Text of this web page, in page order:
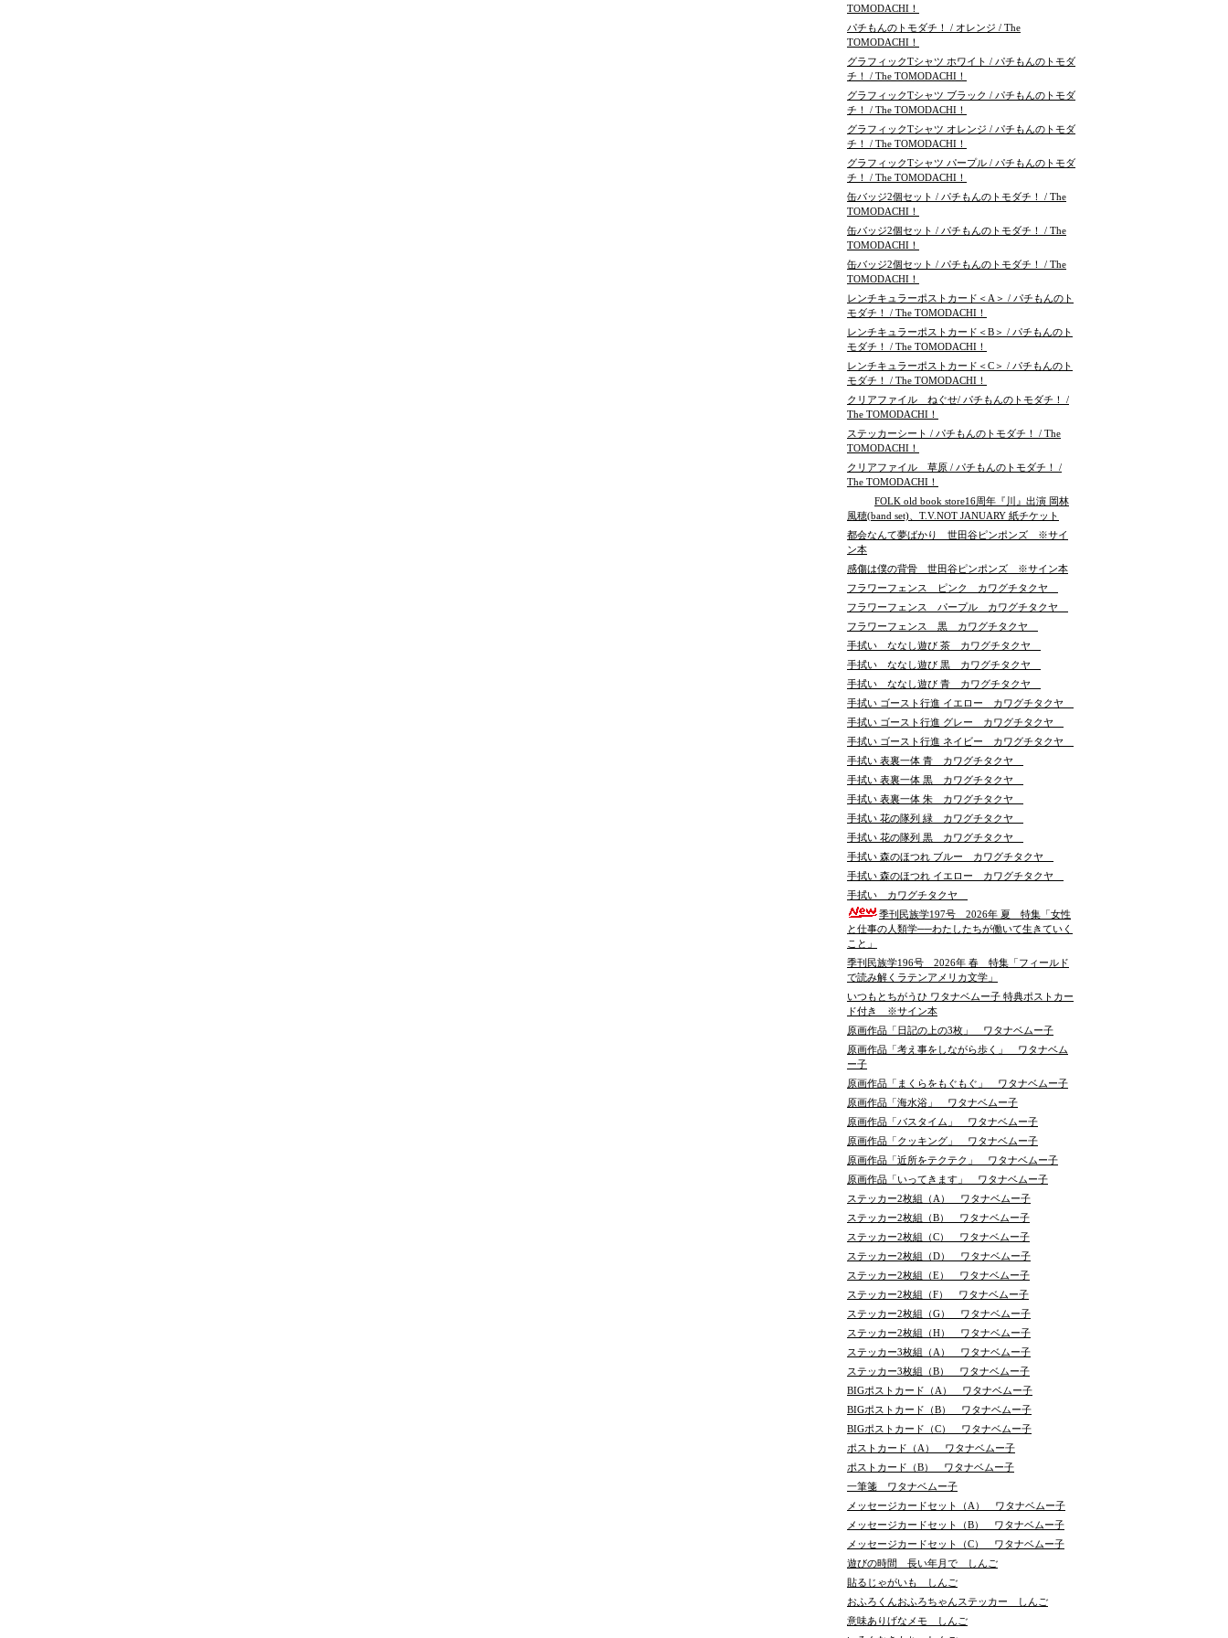
TOMODACHI！
パチもんのトモダチ！ / オレンジ / The
TOMODACHI！
グラフィックTシャツ ホワイト / パチもんのトモダ
チ！ / The TOMODACHI！
グラフィックTシャツ ブラック / パチもんのトモダ
チ！ / The TOMODACHI！
グラフィックTシャツ オレンジ / パチもんのトモダ
チ！ / The TOMODACHI！
グラフィックTシャツ パープル / パチもんのトモダ
チ！ / The TOMODACHI！
缶バッジ2個セット / パチもんのトモダチ！ / The
TOMODACHI！
缶バッジ2個セット / パチもんのトモダチ！ / The
TOMODACHI！
缶バッジ2個セット / パチもんのトモダチ！ / The
TOMODACHI！
レンチキュラーポストカード＜A＞ / パチもんのト
モダチ！ / The TOMODACHI！
レンチキュラーポストカード＜B＞ / パチもんのト
モダチ！ / The TOMODACHI！
レンチキュラーポストカード＜C＞ / パチもんのト
モダチ！ / The TOMODACHI！
クリアファイル ねぐせ/ パチもんのトモダチ！ /
The TOMODACHI！
ステッカーシート / パチもんのトモダチ！ / The
TOMODACHI！
クリアファイル 草原 / パチもんのトモダチ！ /
The TOMODACHI！
FOLK old book store16周年『川』出演 岡林
風穂(band set)、T.V.NOT JANUARY 紙チケット
都会なんて夢ばかり 世田谷ピンポンズ ※サイ
ン本
感傷は僕の背骨 世田谷ピンポンズ ※サイン本
フラワーフェンス ピンク カワグチタクヤ
フラワーフェンス パープル カワグチタクヤ
フラワーフェンス 黒 カワグチタクヤ
手拭い ななし遊び 茶 カワグチタクヤ
手拭い ななし遊び 黒 カワグチタクヤ
手拭い ななし遊び 青 カワグチタクヤ
手拭い ゴースト行進 イエロー カワグチタクヤ
手拭い ゴースト行進 グレー カワグチタクヤ
手拭い ゴースト行進 ネイビー カワグチタクヤ
手拭い 表裏一体 青 カワグチタクヤ
手拭い 表裏一体 黒 カワグチタクヤ
手拭い 表裏一体 朱 カワグチタクヤ
手拭い 花の隊列 緑 カワグチタクヤ
手拭い 花の隊列 黒 カワグチタクヤ
手拭い 森のほつれ ブルー カワグチタクヤ
手拭い 森のほつれ イエロー カワグチタクヤ
手拭い カワグチタクヤ
季刊民族学197号 2026年 夏 特集「女性
と仕事の人類学──わたしたちが働いて生きていく
こと」
季刊民族学196号 2026年 春 特集「フィールド
で読み解くラテンアメリカ文学」
いつもとちがうひ ワタナベムー子 特典ポストカー
ド付き ※サイン本
原画作品「日記の上の3枚」 ワタナベムー子
原画作品「考え事をしながら歩く」 ワタナベム
ー子
原画作品「まくらをもぐもぐ」 ワタナベムー子
原画作品「海水浴」 ワタナベムー子
原画作品「バスタイム」 ワタナベムー子
原画作品「クッキング」 ワタナベムー子
原画作品「近所をテクテク」 ワタナベムー子
原画作品「いってきます」 ワタナベムー子
ステッカー2枚組（A） ワタナベムー子
ステッカー2枚組（B） ワタナベムー子
ステッカー2枚組（C） ワタナベムー子
ステッカー2枚組（D） ワタナベムー子
ステッカー2枚組（E） ワタナベムー子
ステッカー2枚組（F） ワタナベムー子
ステッカー2枚組（G） ワタナベムー子
ステッカー2枚組（H） ワタナベムー子
ステッカー3枚組（A） ワタナベムー子
ステッカー3枚組（B） ワタナベムー子
BIGポストカード（A） ワタナベムー子
BIGポストカード（B） ワタナベムー子
BIGポストカード（C） ワタナベムー子
ポストカード（A） ワタナベムー子
ポストカード（B） ワタナベムー子
一筆箋 ワタナベムー子
メッセージカードセット（A） ワタナベムー子
メッセージカードセット（B） ワタナベムー子
メッセージカードセット（C） ワタナベムー子
遊びの時間 長い年月で しんご
貼るじゃがいも しんご
おふろくんおふろちゃんステッカー しんご
意味ありげなメモ しんご